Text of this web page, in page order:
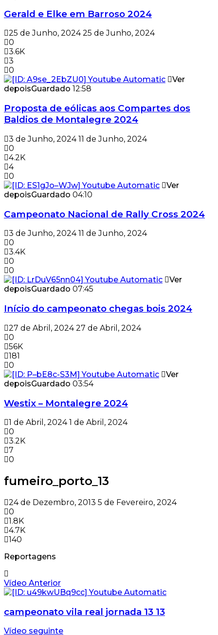
Gerald e Elke em Barroso 2024
25 de Junho, 2024 25 de Junho, 2024
0
3.6K
3
0
Ver
depoisGuardado 12:58
Proposta de eólicas aos Compartes dos
Baldios de Montalegre 2024
3 de Junho, 2024 11 de Junho, 2024
0
4.2K
4
0
Ver
depoisGuardado 04:10
Campeonato Nacional de Rally Cross 2024
3 de Junho, 2024 11 de Junho, 2024
0
3.4K
0
0
Ver
depoisGuardado 07:45
Início do campeonato chegas bois 2024
27 de Abril, 2024 27 de Abril, 2024
0
56K
181
0
Ver
depoisGuardado 03:54
Westix – Montalegre 2024
1 de Abril, 2024 1 de Abril, 2024
0
3.2K
7
0
fumeiro_porto_13
24 de Dezembro, 2013 5 de Fevereiro, 2024
0
1.8K
4.7K
140
Reportagens
Vídeo Anterior
campeonato vila real jornada 13 13
Vídeo seguinte